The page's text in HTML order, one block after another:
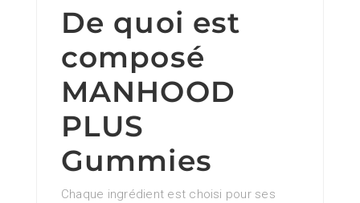
De quoi est
composé
MANHOOD
PLUS
Gummies
Chaque ingrédient est choisi pour ses